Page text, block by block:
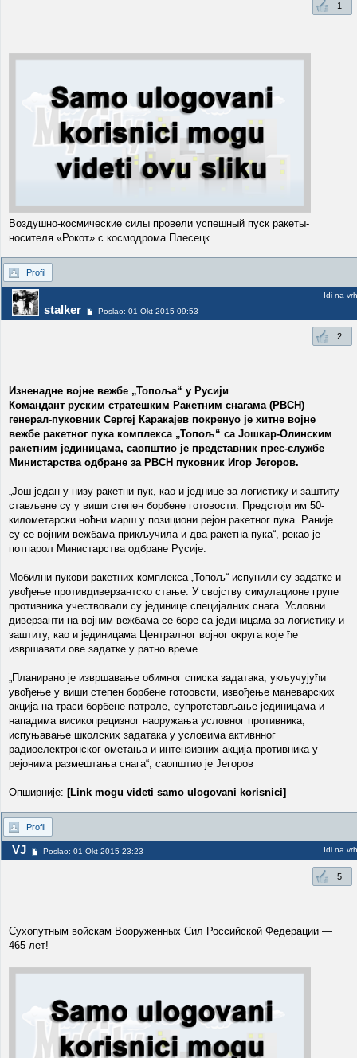
1
Воздушно-космические силы провели успешный пуск ракеты-
носителя «Рокот» с космодрома Плесецк
Profil
stalker Poslao: 01 Okt 2015 09:53
Idi na vrh
2
Изненадне војне вежбе „Топоља“ у Русији
Командант руским стратешким Ракетним снагама (РВСН)
генерал-пуковник Сергеј Каракајев покренуо је хитне војне
вежбе ракетног пука комплекса „Топољ“ са Јошкар-Олинским
ракетним јединицама, саопштио је представник прес-службе
Министарства одбране за РВСН пуковник Игор Јегоров.
„Још један у низу ракетни пук, као и једнице за логистику и заштиту
стављене су у виши степен борбене готовости. Предстоји им 50-
километарски ноћни марш у позициони рејон ракетног пука. Раније
су се војним вежбама прикључила и два ракетна пука“, рекао је
потпарол Министарства одбране Русије.
Мобилни пукови ракетних комплекса „Топољ“ испунили су задатке и
увођење противдиверзантско стање. У својству симулационе групе
противника учествовали су јединице специјалних снага. Условни
диверзанти на војним вежбама се боре са јединицама за логистику и
заштиту, као и јединицама Централног војног округа које ће
извршавати ове задатке у ратно време.
„Планирано је извршавање обимног списка задатака, укључујући
увођење у виши степен борбене готоовсти, извођење маневарских
акција на траси борбене патроле, супротстављање јединицама и
нападима висикопрецизног наоружања условног противника,
испуњавање школских задатака у условима активнног
радиоелектронског ометања и интензивних акција противника у
рејонима размештања снага“, саопштио је Јегоров
Опширније: [Link mogu videti samo ulogovani korisnici]
Profil
VJ Poslao: 01 Okt 2015 23:23 Idi na vrh
5
Сухопутным войскам Вооруженных Сил Российской Федерации —
465 лет!